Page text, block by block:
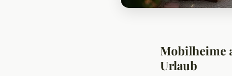
Mobilheime
Urlaub